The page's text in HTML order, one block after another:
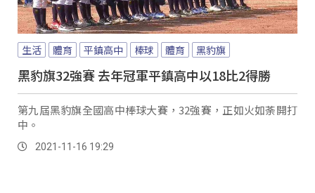
生活 體育 平鎮高中 棒球 體育 黑豹旗
黑豹旗32強賽 去年冠軍平鎮高中以18比2得勝
第九屆黑豹旗全國高中棒球大賽，32強賽，正如火如荼開打
中。
2021-11-16 19:29